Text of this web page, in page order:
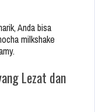
Anda bisa
milkshake
Lezat dan